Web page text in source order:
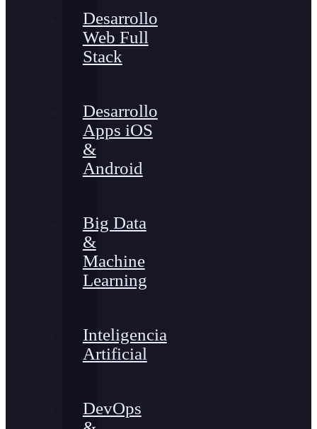
Desarrollo
Web Full
Stack
Desarrollo
Apps iOS
&
Android
Big Data
&
Machine
Learning
Inteligencia
Artificial
DevOps